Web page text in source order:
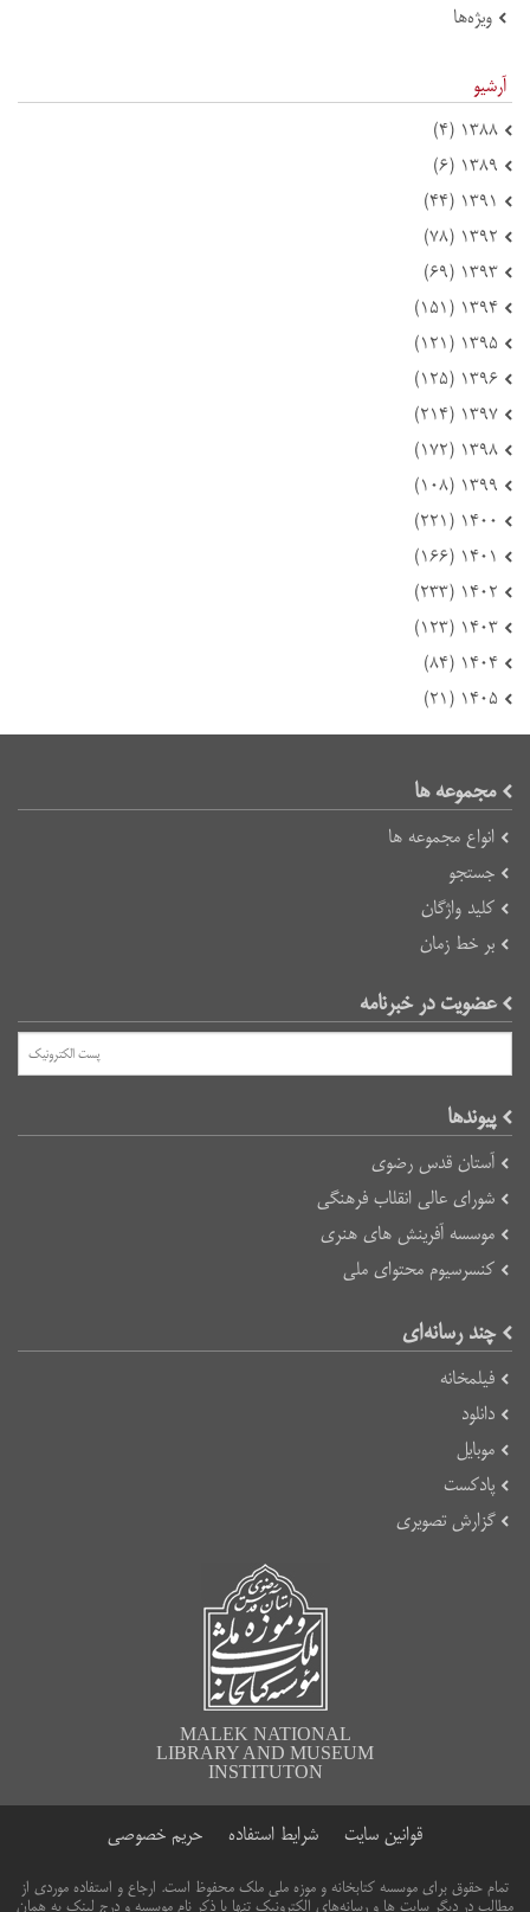
ویژه‌ها
آرشیو
۱۳۸۸ (۴)
۱۳۸۹ (۶)
۱۳۹۱ (۴۴)
۱۳۹۲ (۷۸)
۱۳۹۳ (۶۹)
۱۳۹۴ (۱۵۱)
۱۳۹۵ (۱۲۱)
۱۳۹۶ (۱۲۵)
۱۳۹۷ (۲۱۴)
۱۳۹۸ (۱۷۲)
۱۳۹۹ (۱۰۸)
۱۴۰۰ (۲۲۱)
۱۴۰۱ (۱۶۶)
۱۴۰۲ (۲۳۳)
۱۴۰۳ (۱۲۳)
۱۴۰۴ (۸۴)
۱۴۰۵ (۲۱)
مجموعه ها
انواع مجموعه ها
جستجو
کلید واژگان
بر خط زمان
عضویت در خبرنامه
پیوند‌ها
آستان قدس رضوی
شورای عالی انقلاب فرهنگی
موسسه آفرینش های هنری
کنسرسیوم محتوای ملی
چند رسانه‌ای
فیلمخانه
دانلود
موبایل
پادکست
گزارش تصویری
MALEK NATIONAL
LIBRARY AND MUSEUM
INSTITUTON
قوانین سایت شرایط استفاده حریم خصوصی
تمام حقوق برای موسسه کتابخانه و موزه ملی ملک محفوظ است. ارجاع و استفاده موردی از
مطالب در دیگر سایت ها و رسانه‌های الکترونیک تنها با ذکر نام موسسه و درج لینک به همان